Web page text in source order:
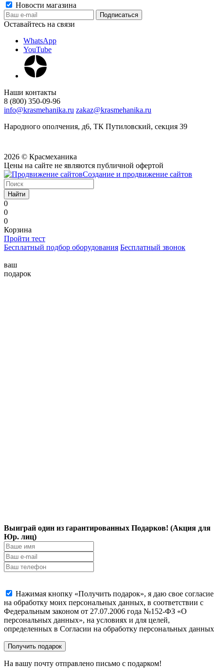
Новости магазина
Оставайтесь на связи
WhatsApp
YouTube
Наши контакты
8 (800) 350-09-96
info@krasmehanika.ru zakaz@krasmehanika.ru
Народного ополчения, д6, ТК Путиловский, секция 39
2026 © Красмеханика
Цены на сайте не являются публичной офертой
Создание и продвижение сайтов
Найти
0
0
0
Корзина
Пройти тест
Бесплатный подбор оборудования Бесплатный звонок
ваш
подарок
Выиграй один из гарантированных Подарков! (Акция для
Юр. лиц)
Нажимая кнопку «Получить подарок», я даю свое согласие
на обработку моих персональных данных, в соответствии с
Федеральным законом от 27.07.2006 года №152-ФЗ «О
персональных данных», на условиях и для целей,
определенных в Согласии на обработку персональных данных
На вашу почту отправлено письмо с подарком!